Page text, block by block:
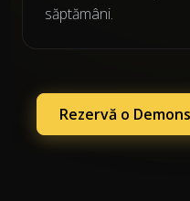
săptămâni.
Rezervă o